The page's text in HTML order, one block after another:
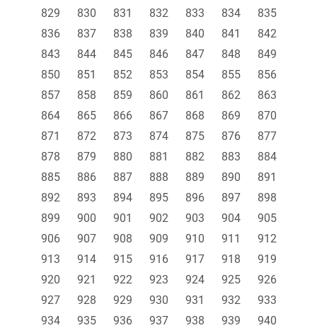
829
830 831 832 833 834
835
836
837 838 839 840 841
842
843
844 845 846 847 848
849
850
851 852 853 854 855
856
857
858 859 860 861 862
863
864
865 866 867 868 869
870
871
872 873 874 875 876
877
878
879 880 881 882 883
884
885
886 887 888 889 890
891
892
893 894 895 896 897
898
899
900 901 902 903 904
905
906
907 908 909 910 911
912
913
914 915 916 917 918
919
920
921 922 923 924 925
926
927
928 929 930 931 932
933
934
935 936 937 938 939
940